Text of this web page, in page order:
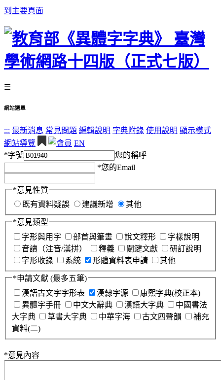
到主要頁面
☰
網站選單
::: 最新消息 常見問題 編輯說明 字典附錄 使用說明 顯示模式
網站導覽
EN
*字號
您的稱呼
*您的Email
*意見性質
既有資料疑誤
建議新增 其他
*意見類型
字形與用字
部首與筆畫 說文釋形
字樣說明
音讀（注音/漢拼）
釋義 關鍵文獻
研訂說明
字形收錄
系統 形體資料表申請 其他
*申請文獻 (最多五筆)
漢語古文字字形表
漢隸字源
康熙字典(校正本)
異體字手冊
中文大辭典 漢語大字典
中國書法
大字典
草書大字典 中華字海 古文四聲韻
補充
資料(二)
*意見內容